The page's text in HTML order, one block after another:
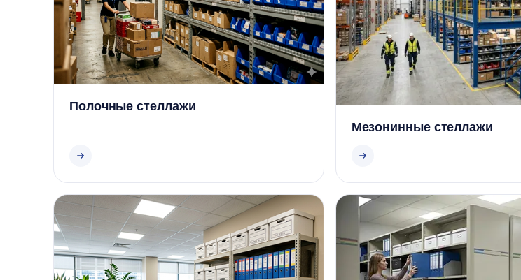
Полочные стеллажи
Мезонинные стеллажи